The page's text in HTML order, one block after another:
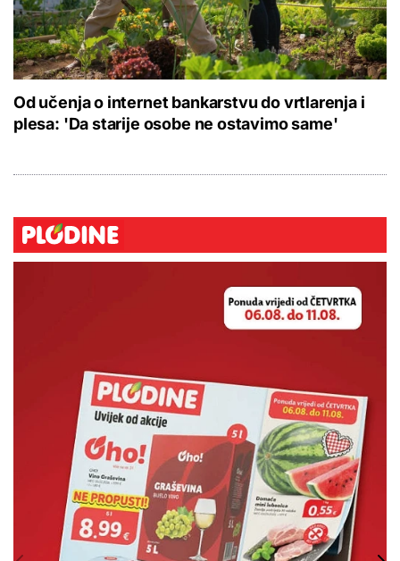
Od učenja o internet bankarstvu do vrtlarenja i
plesa: 'Da starije osobe ne ostavimo same'